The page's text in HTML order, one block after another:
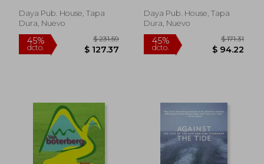
Daya Pub. House, Tapa
Dura, Nuevo
Daya Pub. House, Tapa
Dura, Nuevo